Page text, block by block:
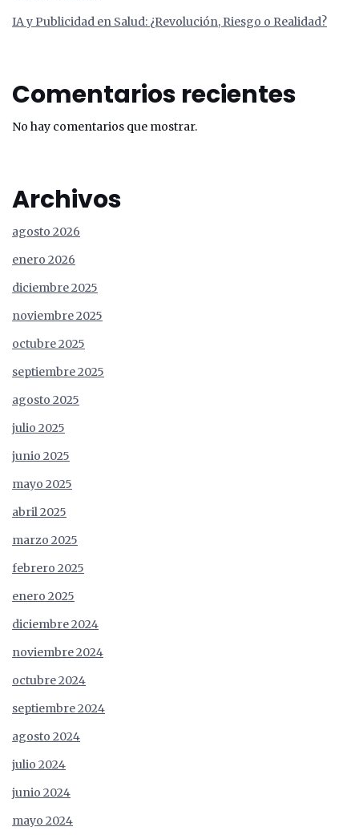
IA y Publicidad en Salud: ¿Revolución, Riesgo o Realidad?
Comentarios recientes
No hay comentarios que mostrar.
Archivos
agosto 2026
enero 2026
diciembre 2025
noviembre 2025
octubre 2025
septiembre 2025
agosto 2025
julio 2025
junio 2025
mayo 2025
abril 2025
marzo 2025
febrero 2025
enero 2025
diciembre 2024
noviembre 2024
octubre 2024
septiembre 2024
agosto 2024
julio 2024
junio 2024
mayo 2024